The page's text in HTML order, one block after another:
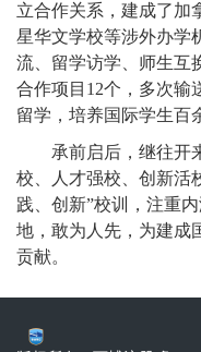
立合作关系，建成了加
星华文学校等涉外办学
流、留学访学、师生互
合作项目12个，多次输
留学，培养国际学生百
承前启后，继往开来
校、人才强校、创新活
践、创新”校训，注重
地，敢为人先，为建成
贡献。